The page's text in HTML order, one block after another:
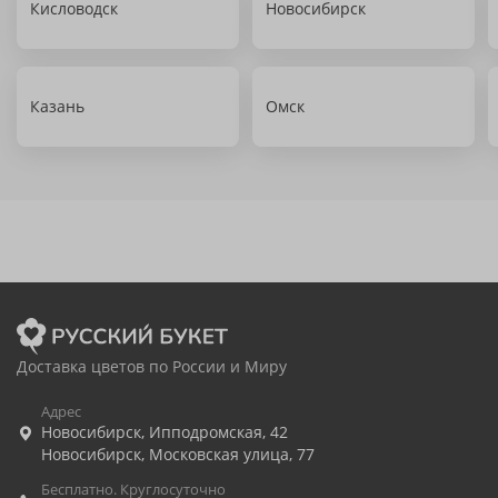
Кисловодск Новосибирск
Казань Омск
Доставка цветов по России и Миру
Адрес
Новосибирск, Ипподромская, 42
Новосибирск, Московская улица, 77
Бесплатно. Круглосуточно